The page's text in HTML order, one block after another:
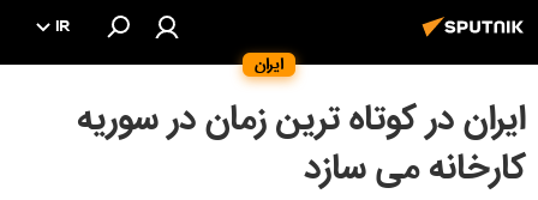
ایران
IR
ایران در کوتاه ترین زمان در سوریه
کارخانه می سازد